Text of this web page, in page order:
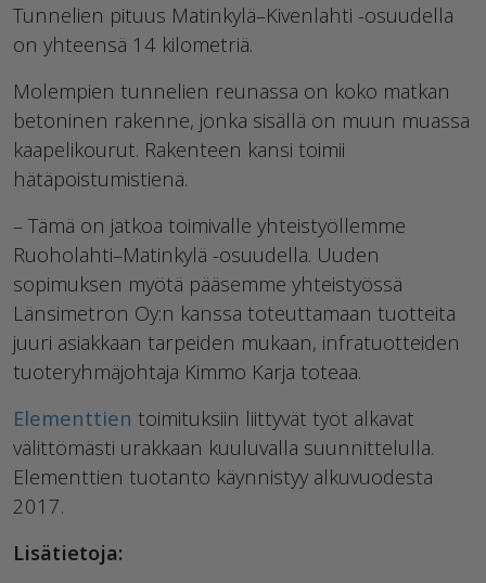
Tunnelien pituus Matinkylä–Kivenlahti -osuudella
on yhteensä 14 kilometriä.
Molempien tunnelien reunassa on koko matkan
betoninen rakenne, jonka sisällä on muun muassa
kaapelikourut. Rakenteen kansi toimii
hätäpoistumistienä.
– Tämä on jatkoa toimivalle yhteistyöllemme
Ruoholahti–Matinkylä -osuudella. Uuden
sopimuksen myötä pääsemme yhteistyössä
Länsimetron Oy:n kanssa toteuttamaan tuotteita
juuri asiakkaan tarpeiden mukaan, infratuotteiden
tuoteryhmäjohtaja Kimmo Karja toteaa.
Elementtien toimituksiin liittyvät työt alkavat
välittömästi urakkaan kuuluvalla suunnittelulla.
Elementtien tuotanto käynnistyy alkuvuodesta
2017.
Lisätietoja: